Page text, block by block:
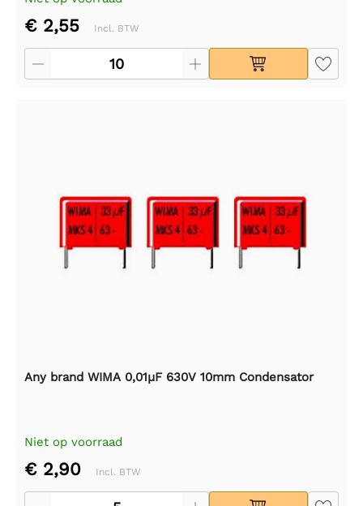
€ 2,55 Incl. BTW
Any brand WIMA 0,01µF 630V 10mm Condensator
Niet op voorraad
€ 2,90 Incl. BTW